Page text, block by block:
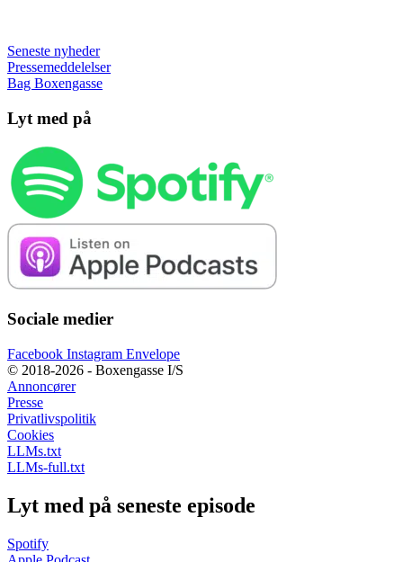
Seneste nyheder
Pressemeddelelser
Bag Boxengasse
Lyt med på
Sociale medier
Facebook Instagram Envelope
© 2018-2026 - Boxengasse I/S
Annoncører
Presse
Privatlivspolitik
Cookies
LLMs.txt
LLMs-full.txt
Lyt med på seneste episode
Spotify